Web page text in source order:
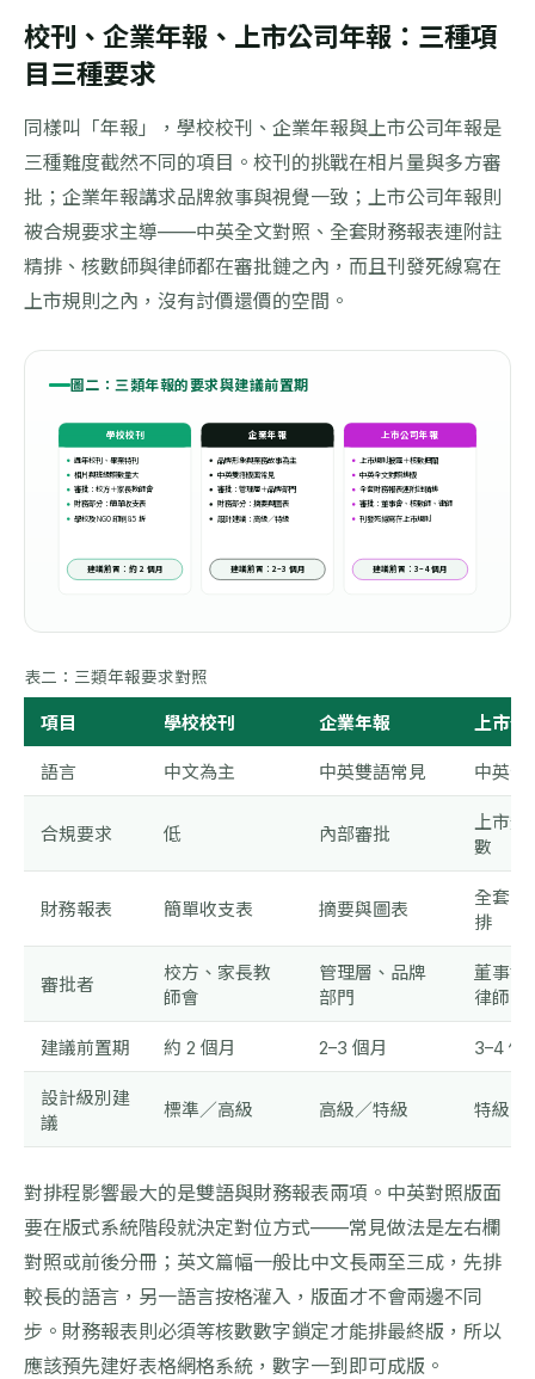
校刊、企業年報、上市公司年報：三種項
目三種要求
同樣叫「年報」，學校校刊、企業年報與上市公司年報是
三種難度截然不同的項目。校刊的挑戰在相片量與多方審
批；企業年報講求品牌敘事與視覺一致；上市公司年報則
被合規要求主導——中英全文對照、全套財務報表連附註
精排、核數師與律師都在審批鏈之內，而且刊發死線寫在
上市規則之內，沒有討價還價的空間。
圖二：三類年報的要求與建議前置期
學校校刊
週年校刊、畢業特刊
相片與班級照數量大
審批：校方＋家長教師會
財務部分：簡單收支表
學校及 NGO 印刷 85 折
建議前置：約 2 個月
企業年報
品牌形象與業務故事為主
中英雙語版面常見
審批：管理層＋品牌部門
財務部分：摘要與圖表
設計建議：高級／特級
建議前置：2–3 個月
上市公司年報
上市規則披露＋核數把關
中英全文對照排版
全套財務報表連附註精排
審批：董事會、核數師、律師
刊發死線寫在上市規則
建議前置：3–4 個月
表二：三類年報要求對照
項目 學校校刊 企業年報 上市
語言 中文為主 中英雙語常見 中英全
合規要求 低 內部審批
上市
數
財務報表 簡單收支表 摘要與圖表
全套報
排
審批者
校方、家長教
師會
管理層、品牌
部門
董事會
律師
建議前置期 約 2 個月 2–3 個月 3–4 個
設計級別建
議
標準／高級 高級／特級 特級
對排程影響最大的是雙語與財務報表兩項。中英對照版面
要在版式系統階段就決定對位方式——常見做法是左右欄
對照或前後分冊；英文篇幅一般比中文長兩至三成，先排
較長的語言，另一語言按格灌入，版面才不會兩邊不同
步。財務報表則必須等核數數字鎖定才能排最終版，所以
應該預先建好表格網格系統，數字一到即可成版。